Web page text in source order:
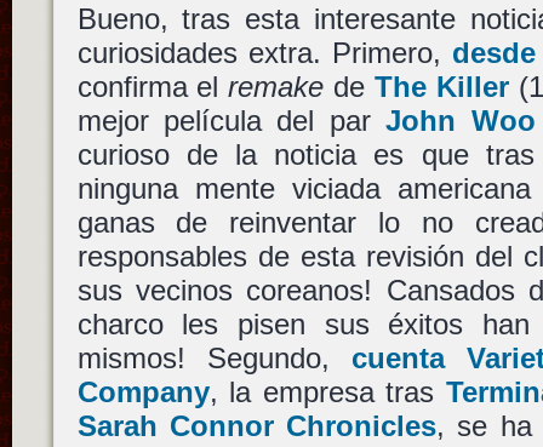
Bueno, tras esta interesante
curiosidades extra. Primero,
confirma elremake deThe Killer
mejor película del parJohn Woo
curioso de la noticia es que
ninguna mente viciada
ganas de reinventar lo no
responsables de esta revisión del
sus vecinos coreanos! Cansados
charco les pisen sus éxitos
mismos! Segundo, cuenta
Company, la empresa tras
Sarah Connor Chronicles, se ha